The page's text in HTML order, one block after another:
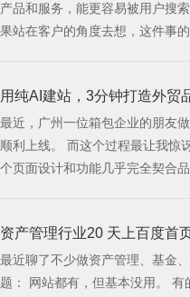
产品和服务，能更容易被用户搜
果站在客户的角度去想，这件事的
决我的问题，你看起来靠不靠谱，我
题，最终都需要一个网站来承接。
用纯AI建站，3分钟打造外贸
家
最近，广州一位箱包企业的朋友
顺利上线。 而这个过程最让我
个页面设计和功能几乎完全契合品牌
就是效率，快速投入市场才是王道！ 如何用纯AI建站，快速实现
网上线
资产管理行业20 天上百度首
最近聊了不少做资产管理、基金
题： 网站都有，但基本没用。 有的花了